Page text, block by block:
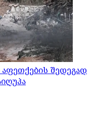
შედეგად